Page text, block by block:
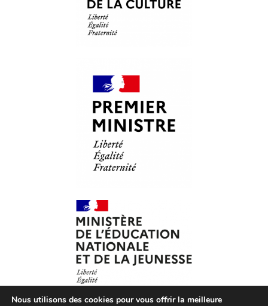
Nous utilisons des cookies pour vous offrir la meilleure